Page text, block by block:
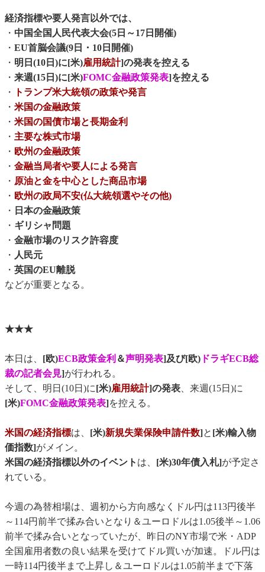
経済指標や要人発言以外では、
・ 中国全国人民代表大会(5日～17日開催)
・ EU首脳会議(9日・10日開催)
・ 明日(10日)に[米)雇用統計]の発表を控える
・ 来週(15日)に[米)FOMC金融政策発表]を控える
・
トランプ米大統領の政策や発言
・ 米国の金融政策
・ 米国の国債市場と長期金利
・ 主要な株式市場
・ 欧州の金融政策
・ 金融当局者や要人による発言
・ 原油と金を中心とした商品市場
・ 欧州の政局不安(仏大統領選やその他)
・ 日本の金融政策
・ ギリシャ問題
・ 金融市場のリスク許容度
・ 人民元
・ 英国のEU離脱
などが重要となる。
★★★
本日は、 [欧)ECB政策金利 ＆声明発表]及び[欧) ドラギECB総
裁の記者会見]が行われる。
そして、明日(10日)に[米)雇用統計]の発表、来週(15日)に
[米)FOMC金融政策発表]を控える。
米国の経済指標は、 [米)新規失業保険申請件数]と [米)輸入物
価指数]がメイン。
米国の経済指標以外のイベント は、 [米)30年債入札]が予定さ
れている。
今週の為替相場は、週初から方向感なくドル円は113円後半
～114円前半で揉み合いとなり＆ユーロドルは1.05後半～1.06
前半で揉み合いとなっていたが、昨日のNY市場で米・ADP
全国雇用者数の良い結果を受けてドル買いが加速。ドル円は
一時114円後半まで上昇し＆ユーロドルは1.05前半まで下落